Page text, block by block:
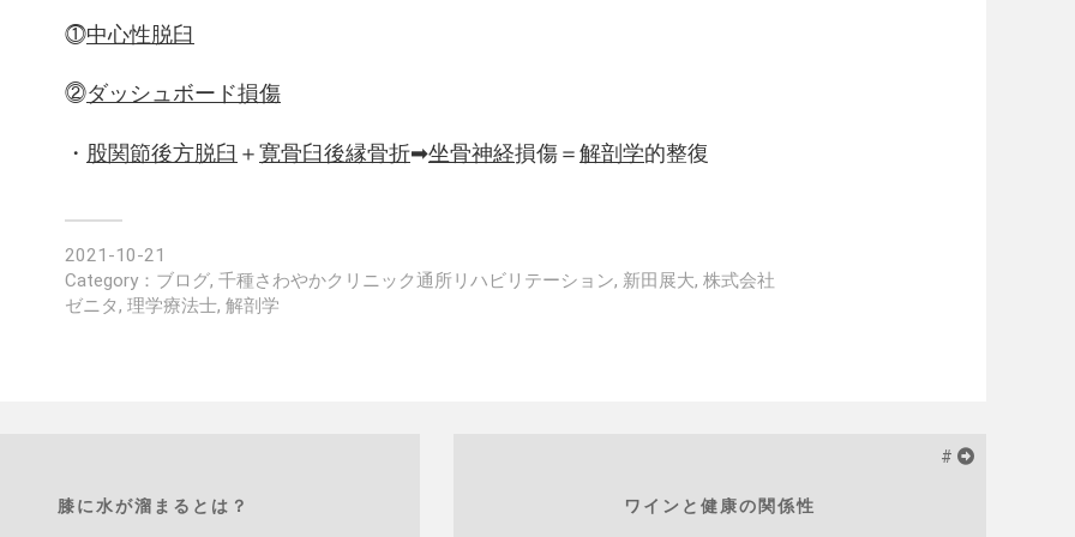
⓵中心性脱臼
⓶ダッシュボード損傷
・ 股関節後方脱臼 ＋寛骨臼後縁骨折➡坐骨神経損傷＝解剖学的整復
2021-10-21
Category： ブログ, 千種さわやかクリニック通所リハビリテーション, 新田展大, 株式会社
ゼニタ, 理学療法士, 解剖学
膝に水が溜まるとは？
#
ワインと健康の関係性